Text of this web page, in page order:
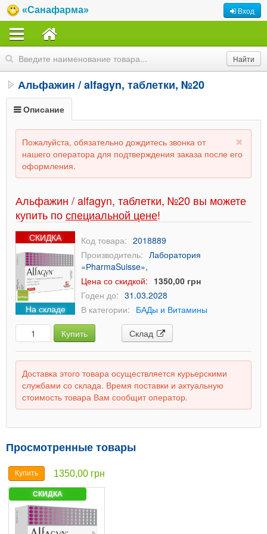
«Санафарма» Вход
Альфажин / alfagyn, таблетки, №20
Описание
Пожалуйста, обязательно дождитесь звонка от
нашего оператора для подтверждения заказа после его
оформления.
Альфажин / alfagyn, таблетки, №20 вы можете
купить поспециальной цене!
СКИДКА
На складе
Код товара: 2018889
Производитель: Лаборатория
«РharmaSuisse»,
Цена со скидкой: 1350,00 грн
Годен до: 31.03.2028
В категории: БАДы и Витамины
Купить
Склад
Доставка этого товара осуществляется курьерскими
службами со склада. Время поставки и актуальную
стоимость товара Вам сообщит оператор.
Просмотренные товары
Купить 1350,00 грн
СКИДКА